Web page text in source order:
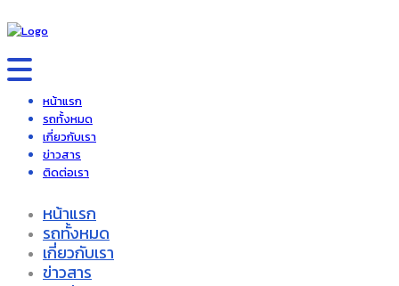
หน้าแรก
รถทั้งหมด
เกี่ยวกับเรา
ข่าวสาร
ติดต่อเรา
หน้าแรก
รถทั้งหมด
เกี่ยวกับเรา
ข่าวสาร